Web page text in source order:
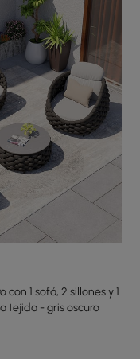
1 sofá, 2 sillones y 1
tejida - gris oscuro